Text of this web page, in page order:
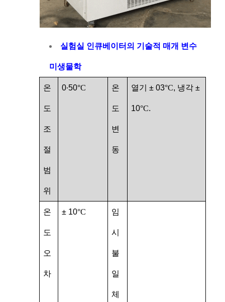
실험실 인큐베이터의 기술적 매개 변수
미생물학
온
도
조
절
범
위
0∙50°C 온
도
변
동
열기 ± 03°C, 냉각 ±
10°C.
온
도
오
차
± 10°C 임
시
불
일
체